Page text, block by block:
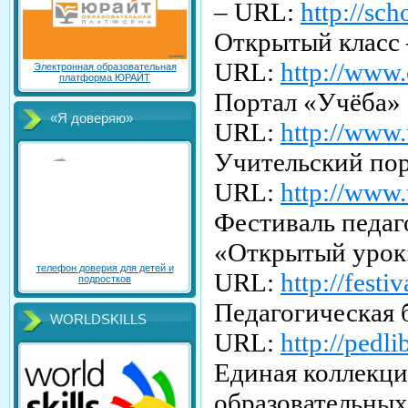
Электронная образовательная
платформа ЮРАЙТ
«Я доверяю»
телефон доверия для детей и
подростков
WORLDSKILLS
– URL: http://
Открытый класс
URL: http://
Портал «Учёба»
URL: http://
Учительский
URL: http://
Фестиваль
«Открытый
URL: http://
Педагогическая
URL: http://
Единая